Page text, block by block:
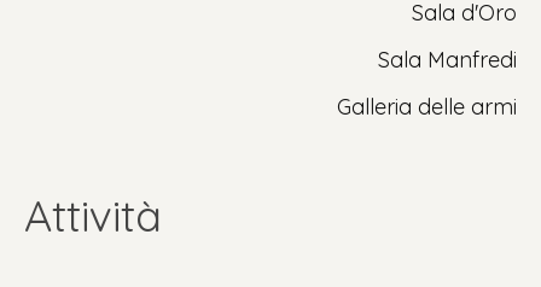
Sala d'Oro
Sala Manfredi
Galleria delle armi
Attività